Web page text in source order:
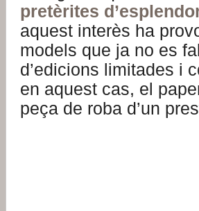
pretèrites
aquest interès ha
models que ja no es
d’edicions limitades i
en aquest cas, el
peça de roba d’un